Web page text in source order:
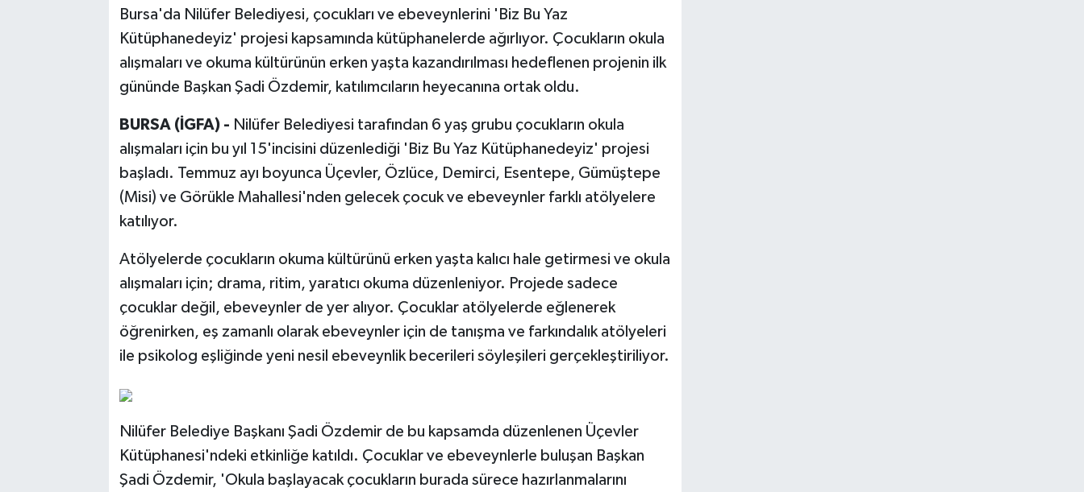
Bursa'da Nilüfer Belediyesi, çocukları ve ebeveynlerini 'Biz Bu Yaz
Kütüphanedeyiz' projesi kapsamında kütüphanelerde ağırlıyor. Çocukların okula
alışmaları ve okuma kültürünün erken yaşta kazandırılması hedeflenen projenin ilk
gününde Başkan Şadi Özdemir, katılımcıların heyecanına ortak oldu.
BURSA (İGFA) - Nilüfer Belediyesi tarafından 6 yaş grubu çocukların okula
alışmaları için bu yıl 15'incisini düzenlediği 'Biz Bu Yaz Kütüphanedeyiz' projesi
başladı. Temmuz ayı boyunca Üçevler, Özlüce, Demirci, Esentepe, Gümüştepe
(Misi) ve Görükle Mahallesi'nden gelecek çocuk ve ebeveynler farklı atölyelere
katılıyor.
Atölyelerde çocukların okuma kültürünü erken yaşta kalıcı hale getirmesi ve okula
alışmaları için; drama, ritim, yaratıcı okuma düzenleniyor. Projede sadece
çocuklar değil, ebeveynler de yer alıyor. Çocuklar atölyelerde eğlenerek
öğrenirken, eş zamanlı olarak ebeveynler için de tanışma ve farkındalık atölyeleri
ile psikolog eşliğinde yeni nesil ebeveynlik becerileri söyleşileri gerçekleştiriliyor.
Nilüfer Belediye Başkanı Şadi Özdemir de bu kapsamda düzenlenen Üçevler
Kütüphanesi'ndeki etkinliğe katıldı. Çocuklar ve ebeveynlerle buluşan Başkan
Şadi Özdemir, 'Okula başlayacak çocukların burada sürece hazırlanmalarını